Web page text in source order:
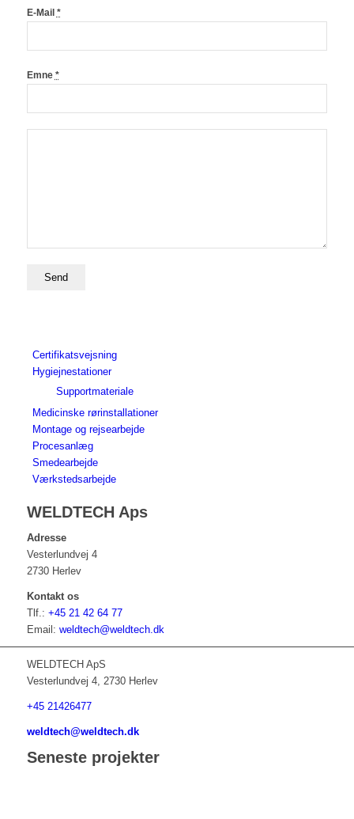
E-Mail *
Emne *
Certifikatsvejsning
Hygiejnestationer
Supportmateriale
Medicinske rørinstallationer
Montage og rejsearbejde
Procesanlæg
Smedearbejde
Værkstedsarbejde
WELDTECH Aps
Adresse
Vesterlundvej 4
2730 Herlev
Kontakt os
Tlf.: +45 21 42 64 77
Email: weldtech@weldtech.dk
WELDTECH ApS
Vesterlundvej 4, 2730 Herlev
+45 21426477
weldtech@weldtech.dk
Seneste projekter